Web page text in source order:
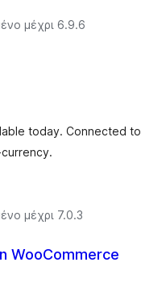
μέχρι 6.9.6
today. Connected to
μέχρι 7.0.3
WooCommerce